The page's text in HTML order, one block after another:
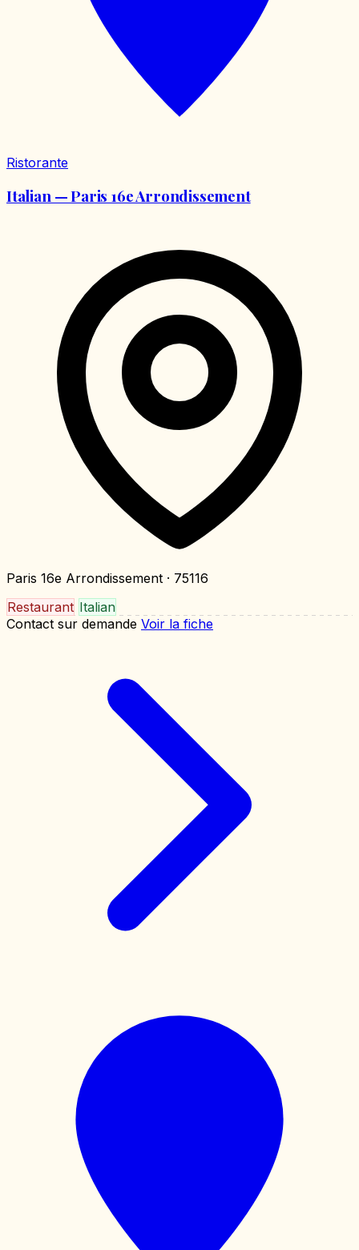
Ristorante
Italian — Paris 16e Arrondissement
Paris 16e Arrondissement · 75116
Restaurant Italian
Contact sur demande Voir la fiche